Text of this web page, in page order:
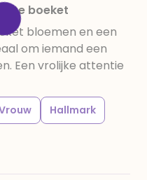
kan de activiteit en
be√Ønvloeden,
minste 34%
van gluten
boeket
bloemen en een
om iemand een
Een vrolijke attentie
Hallmark